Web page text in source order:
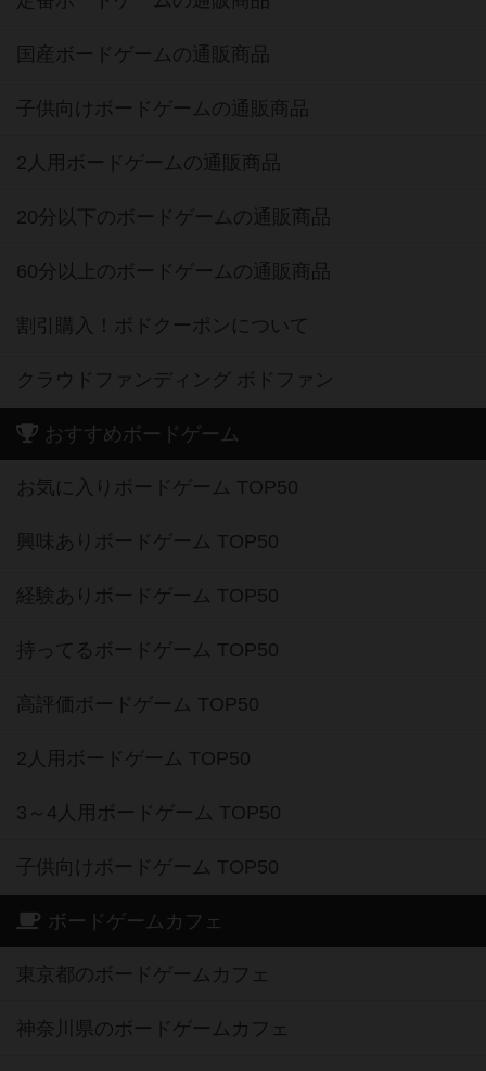
国産ボードゲームの通販商品
子供向けボードゲームの通販商品
2人用ボードゲームの通販商品
20分以下のボードゲームの通販商品
60分以上のボードゲームの通販商品
割引購入！ボドクーポンについて
クラウドファンディング ボドファン
おすすめボードゲーム
お気に入りボードゲーム TOP50
興味ありボードゲーム TOP50
経験ありボードゲーム TOP50
持ってるボードゲーム TOP50
高評価ボードゲーム TOP50
2人用ボードゲーム TOP50
3～4人用ボードゲーム TOP50
子供向けボードゲーム TOP50
ボードゲームカフェ
東京都のボードゲームカフェ
神奈川県のボードゲームカフェ